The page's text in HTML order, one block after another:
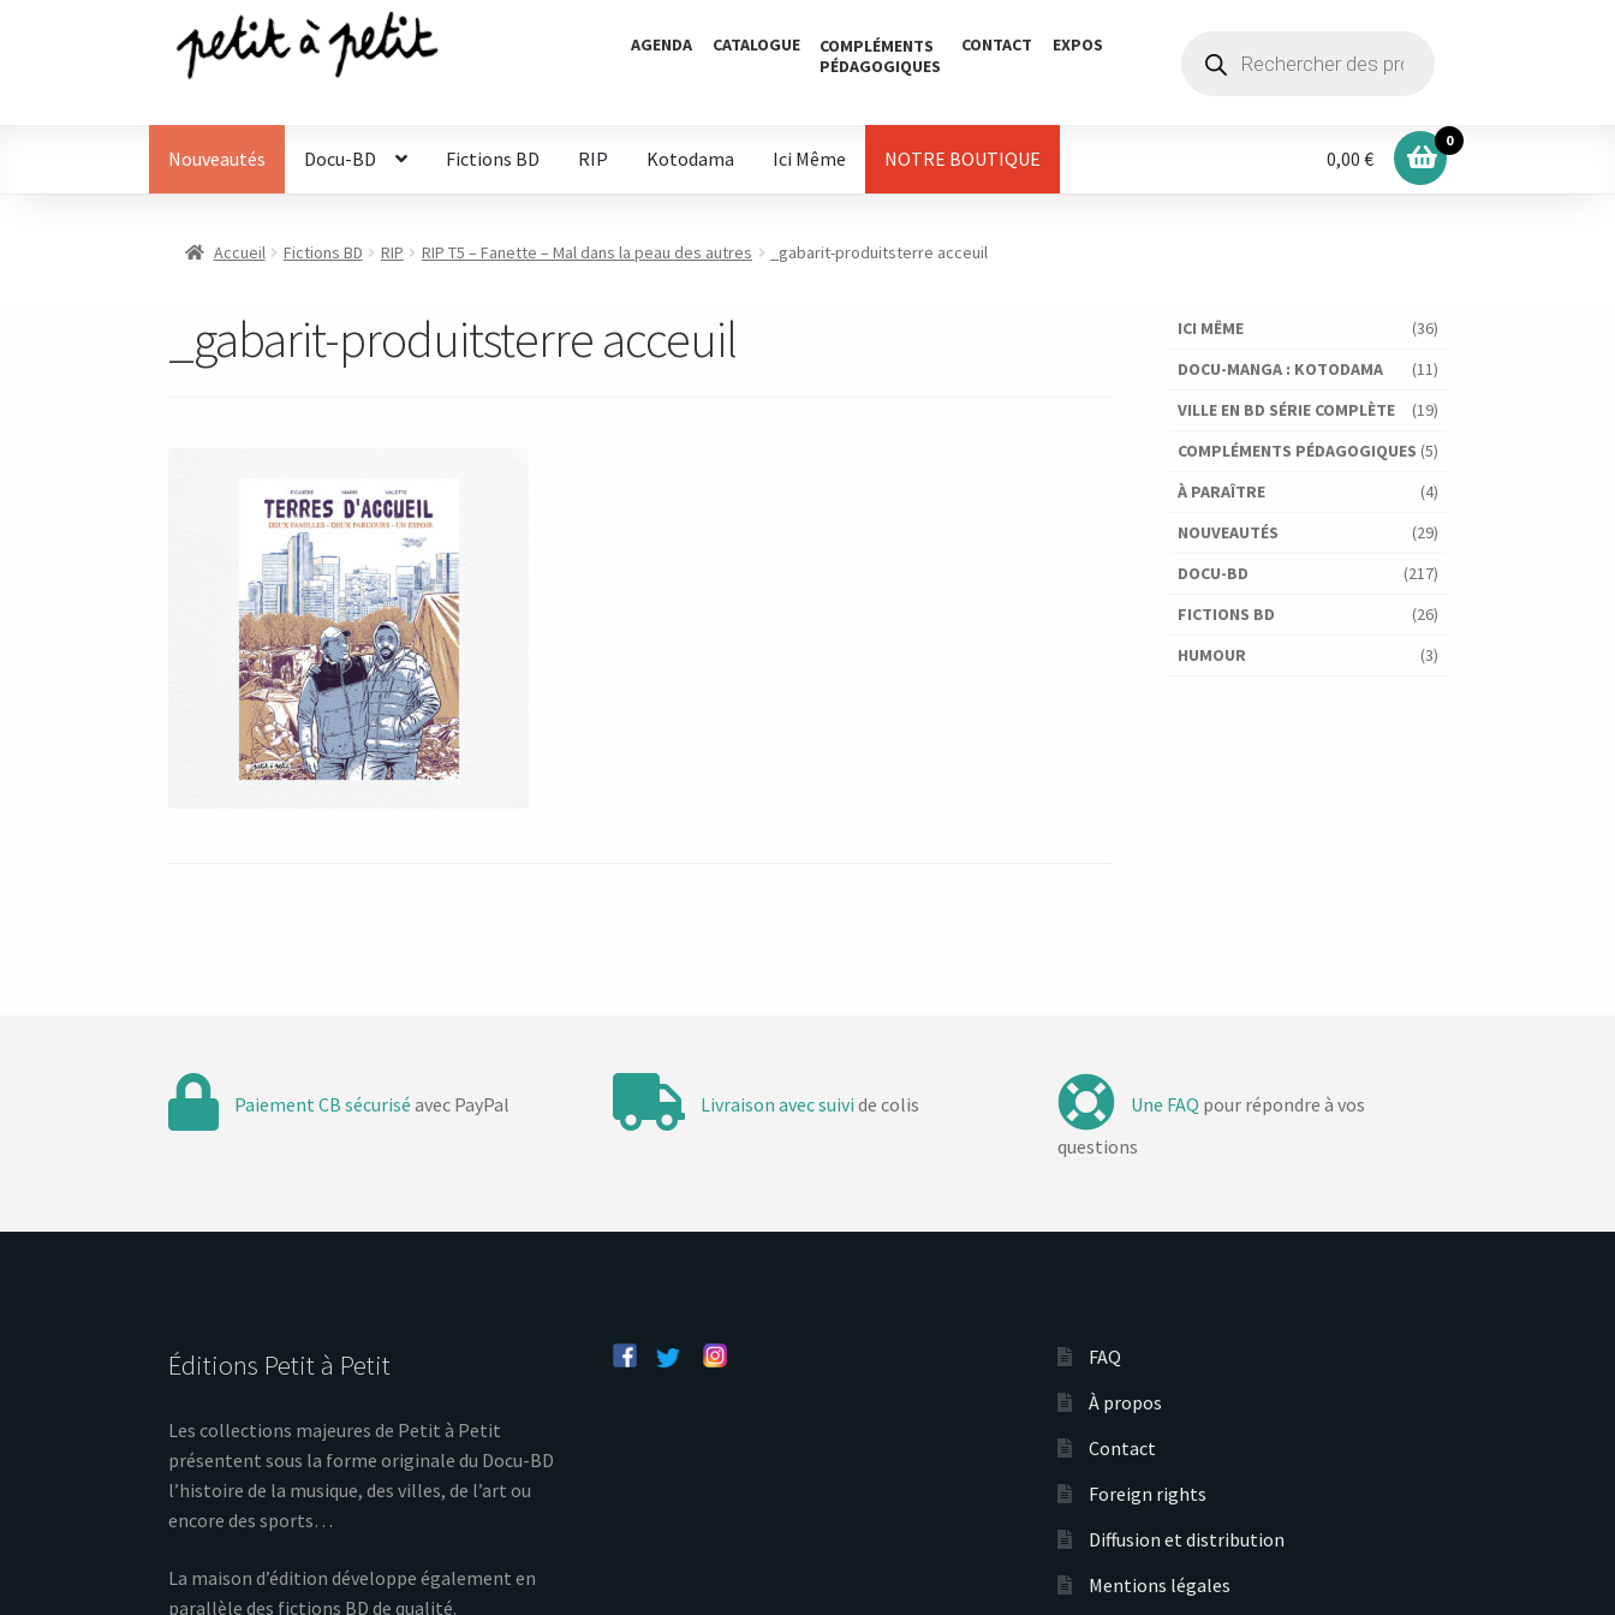
Aller
navigation
Aller
AGENDA CATALOGUE
COMPLÉMENTS
PÉDAGOGIQUES
CONTACT EXPOS
produits
Nouveautés Docu-BD Fictions BD RIP Kotodama Ici Même NOTRE BOUTIQUE 0,00 €
0
Accueil Fictions BD RIP RIP T5 – Fanette – Mal dans la peau des autres _gabarit-produitsterre acceuil
_gabarit-produitsterre acceuil ICI MÊME
(36)
DOCU-MANGA : KOTODAMA
(11)
VILLE EN BD SÉRIE COMPLÈTE
(19)
COMPLÉMENTS PÉDAGOGIQUES (5)
À PARAÎTRE
(4)
NOUVEAUTÉS
(29)
DOCU-BD
(217)
FICTIONS BD
(26)
HUMOUR
(3)
Paiement CB sécurisé avec PayPal Livraison avec suivi de colis Une FAQ pour répondre à vos
questions
Éditions Petit à Petit
Les collections majeures de Petit à Petit
présentent sous la forme originale du Docu-BD
l’histoire de la musique, des villes, de l’art ou
encore des sports…
La maison d’édition développe également en
parallèle des fictions BD de qualité.
FAQ
À propos
Contact
Foreign rights
Diffusion et distribution
Mentions légales